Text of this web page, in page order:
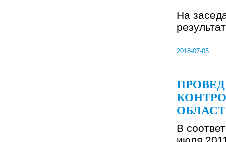
На
2018-07-05
В